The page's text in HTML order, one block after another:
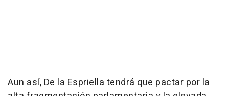
Aun así, De la Espriella tendrá que pactar por la